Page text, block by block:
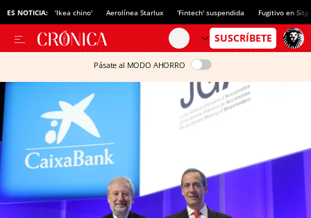
ES NOTICIA: 'Ikea chino' Aerolínea Starlux 'Fintech' suspendida Fugitivo en
Pásate al MODO AHORRO